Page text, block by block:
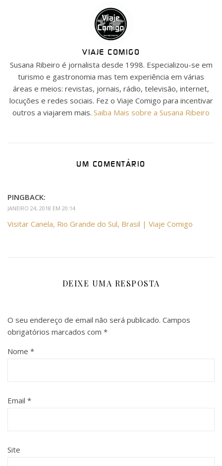
VIAJE COMIGO
Susana Ribeiro é jornalista desde 1998. Especializou-se em
turismo e gastronomia mas tem experiência em várias
áreas e meios: revistas, jornais, rádio, televisão, internet,
locuções e redes sociais. Fez o Viaje Comigo para incentivar
outros a viajarem mais. Saiba Mais sobre a Susana Ribeiro
UM COMENTÁRIO
PINGBACK:
JANEIRO 24, 2018 EM 20:14
Visitar Canela, Rio Grande do Sul, Brasil | Viaje Comigo
DEIXE UMA RESPOSTA
O seu endereço de email não será publicado. Campos
obrigatórios marcados com *
Nome *
Email *
Site